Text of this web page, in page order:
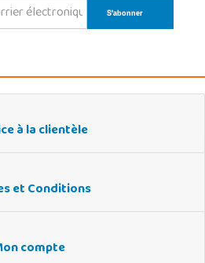
à la clientèle
et Conditions
compte